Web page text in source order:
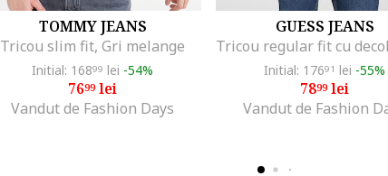
TOMMY JEANS
Tricou slim fit, Gri melange
Initial: 16899 lei -54%
7699lei
Vandut de Fashion Days
GUESS JEANS
Initial: 17691 lei -55%
7899lei
Vandut de Fashion